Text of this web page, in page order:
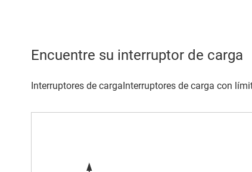
Encuentre su interruptor de carga